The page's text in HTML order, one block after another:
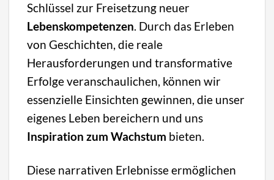
Schlüssel zur Freisetzung neuer
Lebenskompetenzen. Durch das Erleben
von Geschichten, die reale
Herausforderungen und transformative
Erfolge veranschaulichen, können wir
essenzielle Einsichten gewinnen, die unser
eigenes Leben bereichern und uns
Inspiration zum Wachstum bieten.
Diese narrativen Erlebnisse ermöglichen